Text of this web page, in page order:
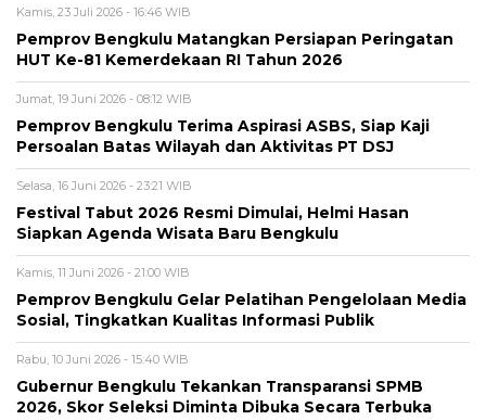
Kamis, 23 Juli 2026 - 16:46 WIB
Pemprov Bengkulu Matangkan Persiapan Peringatan
HUT Ke-81 Kemerdekaan RI Tahun 2026
Jumat, 19 Juni 2026 - 08:12 WIB
Pemprov Bengkulu Terima Aspirasi ASBS, Siap Kaji
Persoalan Batas Wilayah dan Aktivitas PT DSJ
Selasa, 16 Juni 2026 - 23:21 WIB
Festival Tabut 2026 Resmi Dimulai, Helmi Hasan
Siapkan Agenda Wisata Baru Bengkulu
Kamis, 11 Juni 2026 - 21:00 WIB
Pemprov Bengkulu Gelar Pelatihan Pengelolaan Media
Sosial, Tingkatkan Kualitas Informasi Publik
Rabu, 10 Juni 2026 - 15:40 WIB
Gubernur Bengkulu Tekankan Transparansi SPMB
2026, Skor Seleksi Diminta Dibuka Secara Terbuka